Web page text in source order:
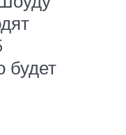
будет